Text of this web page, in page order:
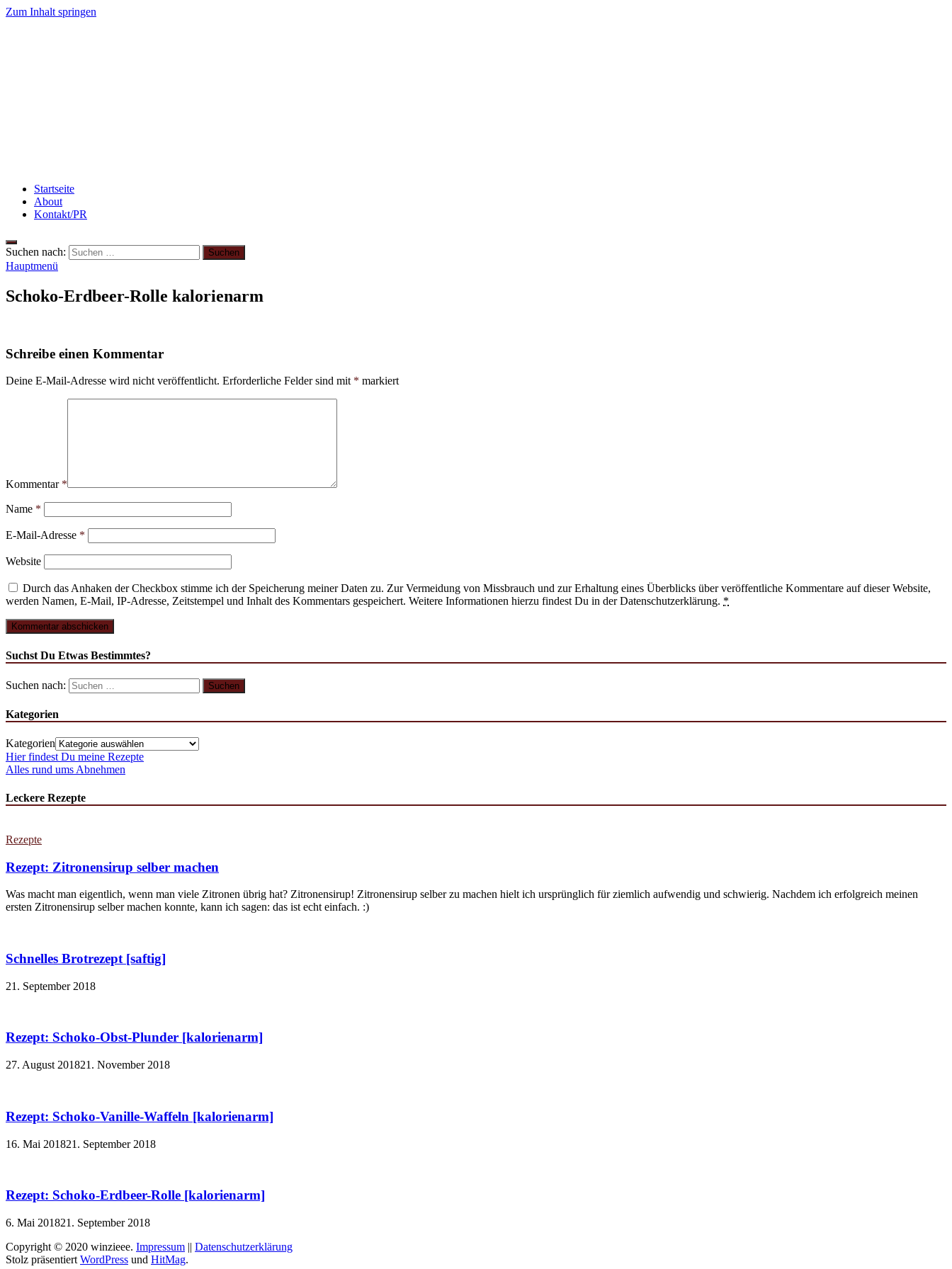
Zum Inhalt springen
Startseite
About
Kontakt/PR
Suchen nach:
Hauptmenü
Schoko-Erdbeer-Rolle kalorienarm
Schreibe einen Kommentar
Deine E-Mail-Adresse wird nicht veröffentlicht. Erforderliche Felder sind mit * markiert
Kommentar *
Name *
E-Mail-Adresse *
Website
Durch das Anhaken der Checkbox stimme ich der Speicherung meiner Daten zu. Zur Vermeidung von Missbrauch und zur Erhaltung eines Überblicks über veröffentliche Kommentare auf dieser Website,
werden Namen, E-Mail, IP-Adresse, Zeitstempel und Inhalt des Kommentars gespeichert. Weitere Informationen hierzu findest Du in der Datenschutzerklärung. *
Suchst Du Etwas Bestimmtes?
Suchen nach:
Kategorien
Kategorien
Hier findest Du meine Rezepte
Alles rund ums Abnehmen
Leckere Rezepte
Rezepte
Rezept: Zitronensirup selber machen
Was macht man eigentlich, wenn man viele Zitronen übrig hat? Zitronensirup! Zitronensirup selber zu machen hielt ich ursprünglich für ziemlich aufwendig und schwierig. Nachdem ich erfolgreich meinen
ersten Zitronensirup selber machen konnte, kann ich sagen: das ist echt einfach. :)
Schnelles Brotrezept [saftig]
21. September 2018
Rezept: Schoko-Obst-Plunder [kalorienarm]
27. August 201821. November 2018
Rezept: Schoko-Vanille-Waffeln [kalorienarm]
16. Mai 201821. September 2018
Rezept: Schoko-Erdbeer-Rolle [kalorienarm]
6. Mai 201821. September 2018
Copyright © 2020 winzieee. Impressum || Datenschutzerklärung
Stolz präsentiert WordPress und HitMag.